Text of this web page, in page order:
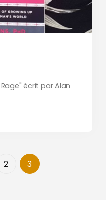
écrit par Alan
2 3